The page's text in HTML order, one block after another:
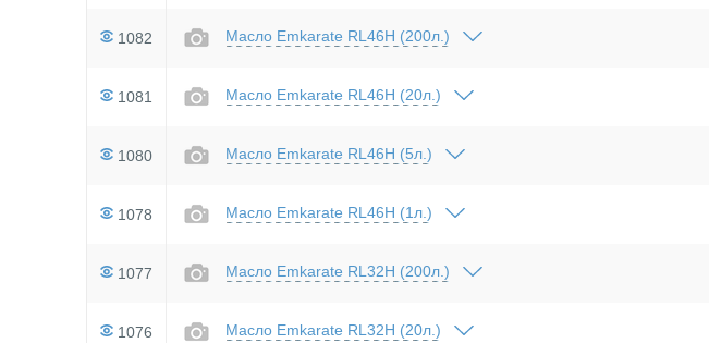
1082 Масло Emkarate RL46H (200л.)
1081 Масло Emkarate RL46H (20л.)
1080 Масло Emkarate RL46H (5л.)
1078 Масло Emkarate RL46H (1л.)
1077 Масло Emkarate RL32H (200л.)
1076 Масло Emkarate RL32H (20л.)